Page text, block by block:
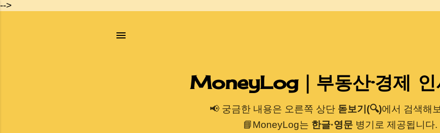
-->
기본 콘텐츠로 건너뛰기
MoneyLog｜부동산·경제 인
📢 궁금한 내용은 오른쪽 상단돋보기(🔍)에서 검색해
📘MoneyLog는 한글·영문 병기로 제공됩니다.